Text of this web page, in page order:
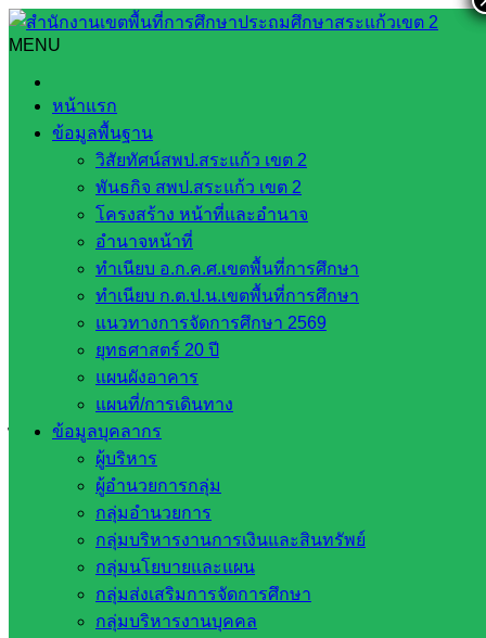
Skip
to
content
MENU
หน้าแรก
ข้อมูลพื้นฐาน
วิสัยทัศน์สพป.สระแก้ว เขต 2
พันธกิจ สพป.สระแก้ว เขต 2
โครงสร้าง หน้าที่และอำนาจ
อำนาจหน้าที่
ทำเนียบ อ.ก.ค.ศ.เขตพื้นที่การศึกษา
ทำเนียบ ก.ต.ป.น.เขตพื้นที่การศึกษา
แนวทางการจัดการศึกษา 2569
ยุทธศาสตร์ 20 ปี
แผนผังอาคาร
แผนที่/การเดินทาง
ข้อมูลบุคลากร
ผู้บริหาร
ผู้อำนวยการกลุ่ม
กลุ่มอำนวยการ
กลุ่มบริหารงานการเงินและสินทรัพย์
กลุ่มนโยบายและแผน
กลุ่มส่งเสริมการจัดการศึกษา
กลุ่มบริหารงานบุคคล
Search
“ประชุมผู้ปกครอง ภาคเรียนที่ 1” ปีการศึกษา 2569
“ประชุมผู้ปกครอง ภาคเรียนที่ 1” ปีการ
ศึกษา 2569
พฤษภาคม 14, 2026พฤษภาคม 14, 2026
ประชาเกษตรพัฒนา
กลุ่มปางสีดา
วันพฤหัสบดีที่ 14 พฤษภาคม พ.ศ.2569 เวลา 09.00 น. โรงเรียน
ประชาเกษตรพัฒนา นำโดย นางสาวหทัยนุช สุวรรณโณ ครู
ชำนาญการพิเศษ รักษาการในตำแหน่งผู้อำนวยการโรงเรียน
ประชาเกษตรพัฒนา พร้อมคณะครูและบุคลากรทางการศึกษา
ได้มีการจัดกิจกรรม “ประชุมผู้ปกครอง ภาคเรียนที่ 1” ปีการ
ศึกษา 2569 เพื่อแจ้งการดำเนินงานของทางโรงเรียนให้ผู้
ปกครองได้รับทราบ และให้ผู้ปกครองได้มีส่วนร่วมแสดงความ
คิดเห็นในการจัดการศึกษาของโรงเรียนเป็นการแลกเปลี่ยน
ระหว่างโรงเรียนกับผู้ปกครอง ณ อาคารเอนกประสงค์โรงเรียน
ประชาเกษตรพัฒนา